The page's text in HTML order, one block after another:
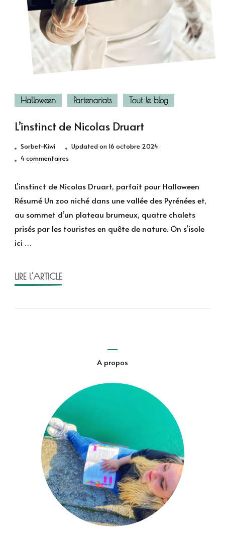
Halloween Partenariats Tout le blog
L’instinct de Nicolas Druart
Sorbet-Kiwi Updated on 16 octobre 2024
4 commentairessur
Druart
L’instinct de Nicolas Druart, parfait pour Halloween
Résumé Un zoo niché dans une vallée des Pyrénées et,
au sommet d’un plateau brumeux, quatre chalets
prisés par les touristes en quête de nature. On s’isole
ici …
LIRE l'ARTICLE
A propos